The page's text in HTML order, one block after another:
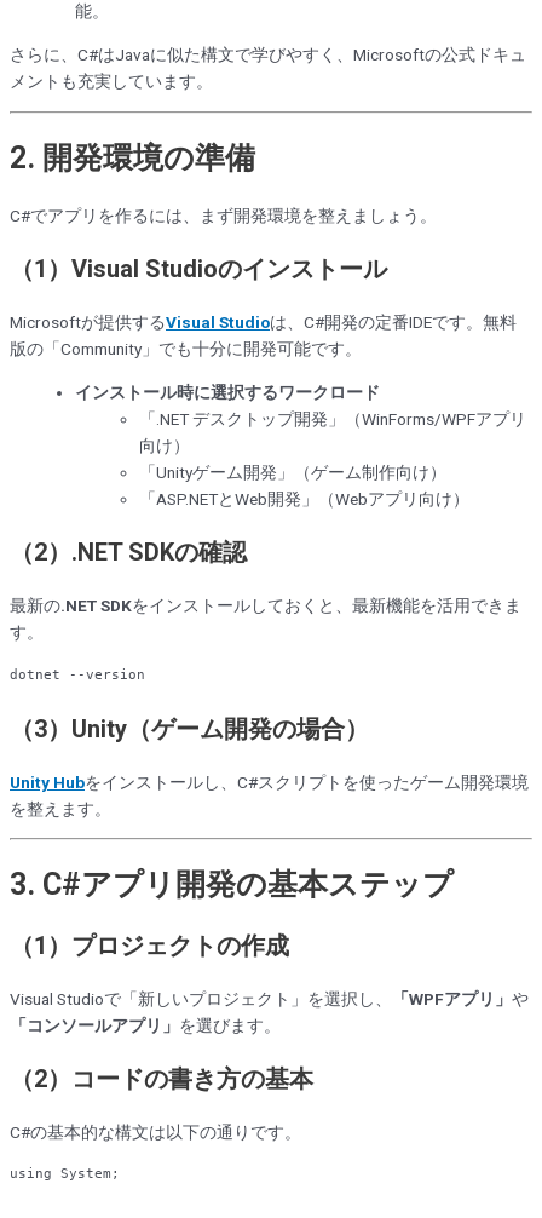
能。
さらに、C#はJavaに似た構文で学びやすく、Microsoftの公式ドキュ
メントも充実しています。
2. 開発環境の準備
C#でアプリを作るには、まず開発環境を整えましょう。
（1）Visual Studioのインストール
Microsoftが提供するVisual Studioは、C#開発の定番IDEです。無料
版の「Community」でも十分に開発可能です。
インストール時に選択するワークロード
「.NET デスクトップ開発」（WinForms/WPFアプリ
向け）
「Unityゲーム開発」（ゲーム制作向け）
「ASP.NETとWeb開発」（Webアプリ向け）
（2）.NET SDKの確認
最新の.NET SDKをインストールしておくと、最新機能を活用できま
す。
dotnet --version
（3）Unity（ゲーム開発の場合）
Unity Hubをインストールし、C#スクリプトを使ったゲーム開発環境
を整えます。
3. C#アプリ開発の基本ステップ
（1）プロジェクトの作成
Visual Studioで「新しいプロジェクト」を選択し、 「WPFアプリ」 や
「コンソールアプリ」 を選びます。
（2）コードの書き方の基本
C#の基本的な構文は以下の通りです。
using System;